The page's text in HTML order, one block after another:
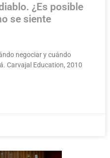
¿Es posible
se siente
negociar y cuándo
Carvajal Education, 2010